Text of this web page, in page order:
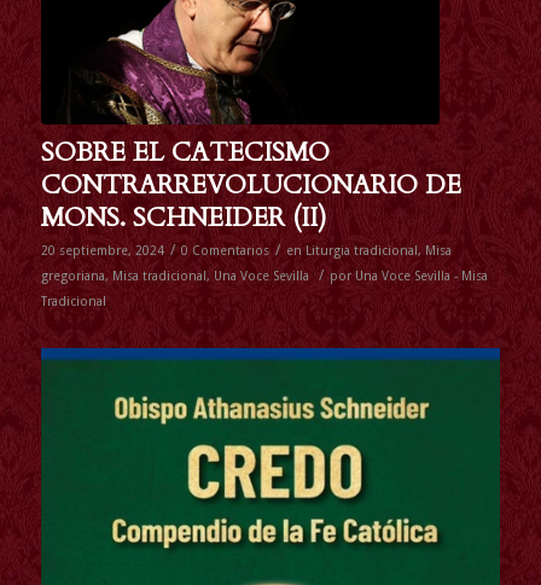
SOBRE EL CATECISMO
CONTRARREVOLUCIONARIO DE
MONS. SCHNEIDER (II)
20 septiembre, 2024 / 0 Comentarios / en Liturgia tradicional, Misa
gregoriana,Misa tradicional, Una Voce Sevilla / por Una Voce Sevilla - Misa
Tradicional